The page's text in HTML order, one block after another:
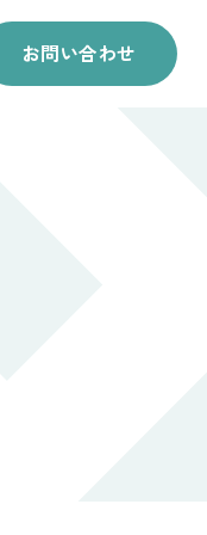
お問い合わせ